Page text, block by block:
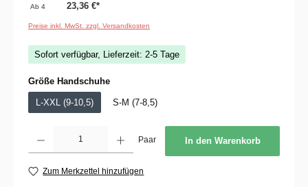
Ab4 23,36 €*
Preise inkl. MwSt. zzgl. Versandkosten
Sofort verfügbar, Lieferzeit: 2-5 Tage
Größe Handschuheauswählen
L-XXL (9-10,5) S-M (7-8,5)
Paar In den Warenkorb
Zum Merkzettel hinzufügen